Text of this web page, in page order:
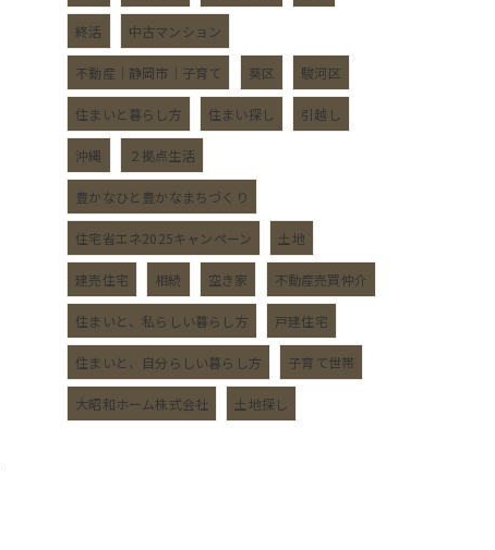
終活 中古マンション
不動産｜静岡市｜子育て 葵区 駿河区
住まいと暮らし方 住まい探し 引越し
沖縄 ２拠点生活
豊かなひと豊かなまちづくり
住宅省エネ2025キャンペーン 土地
建売住宅 相続 空き家 不動産売買仲介
住まいと、私らしい暮らし方 戸建住宅
住まいと、自分らしい暮らし方 子育て世帯
大昭和ホーム株式会社 土地探し